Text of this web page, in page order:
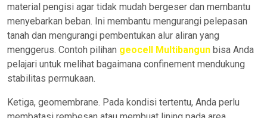
material pengisi agar tidak mudah bergeser dan membantu
menyebarkan beban. Ini membantu mengurangi pelepasan
tanah dan mengurangi pembentukan alur aliran yang
menggerus. Contoh pilihan geocell Multibangun bisa Anda
pelajari untuk melihat bagaimana confinement mendukung
stabilitas permukaan.
Ketiga, geomembrane. Pada kondisi tertentu, Anda perlu